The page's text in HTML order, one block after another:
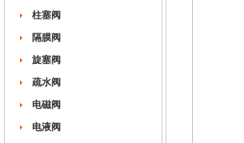
柱塞阀
隔膜阀
旋塞阀
疏水阀
电磁阀
电液阀